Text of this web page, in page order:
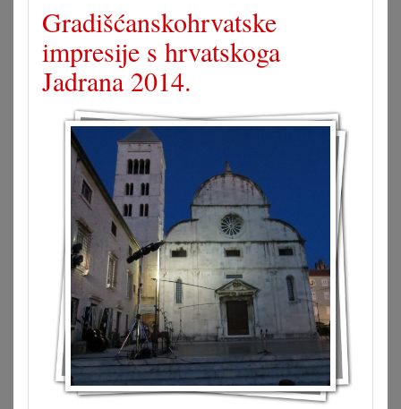
Gradišćanskohrvatske
impresije s hrvatskoga
Jadrana 2014.